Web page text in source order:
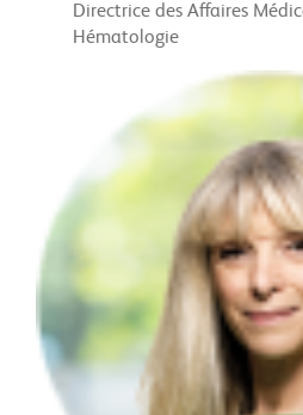
Directrice des Affaires
Hématologie